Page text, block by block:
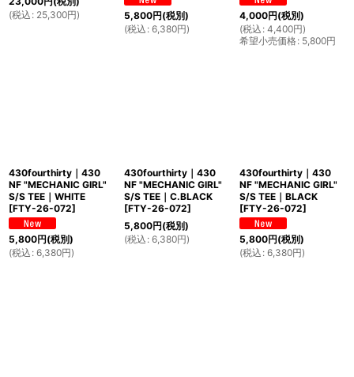
(税込 : 25,300円) 5,800円(税別)
(税込 : 6,380円)
4,000円(税別)
(税込 : 4,400円)
希望小売価格: 5,800円
430fourthirty｜430
NF "MECHANIC GIRL"
S/S TEE｜WHITE
[FTY-26-072]
5,800円(税別)
(税込 : 6,380円)
430fourthirty｜430
NF "MECHANIC GIRL"
S/S TEE｜C.BLACK
[FTY-26-072]
5,800円(税別)
(税込 : 6,380円)
430fourthirty｜430
NF "MECHANIC GIRL"
S/S TEE｜BLACK
[FTY-26-072]
5,800円(税別)
(税込 : 6,380円)